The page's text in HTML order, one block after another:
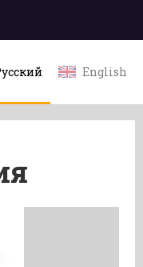
English